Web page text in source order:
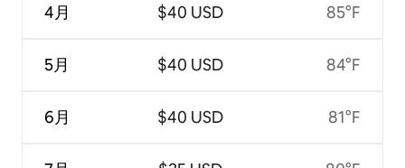
4月
5月
6月
$40 USD
$40 USD
$40 USD
85°F
84°F
81°F